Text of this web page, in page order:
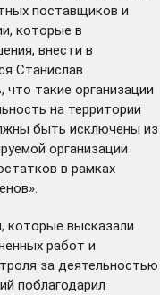
поставщиков и
которые в
внести в
Станислав
такие организации
на территории
быть исключены из
организации
в рамках
которые высказали
работ и
за деятельностью
поблагодарил